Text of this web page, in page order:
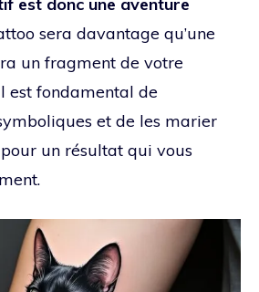
sera davantage qu’une
un fragment de votre
est fondamental de
et de les marier
un résultat qui vous